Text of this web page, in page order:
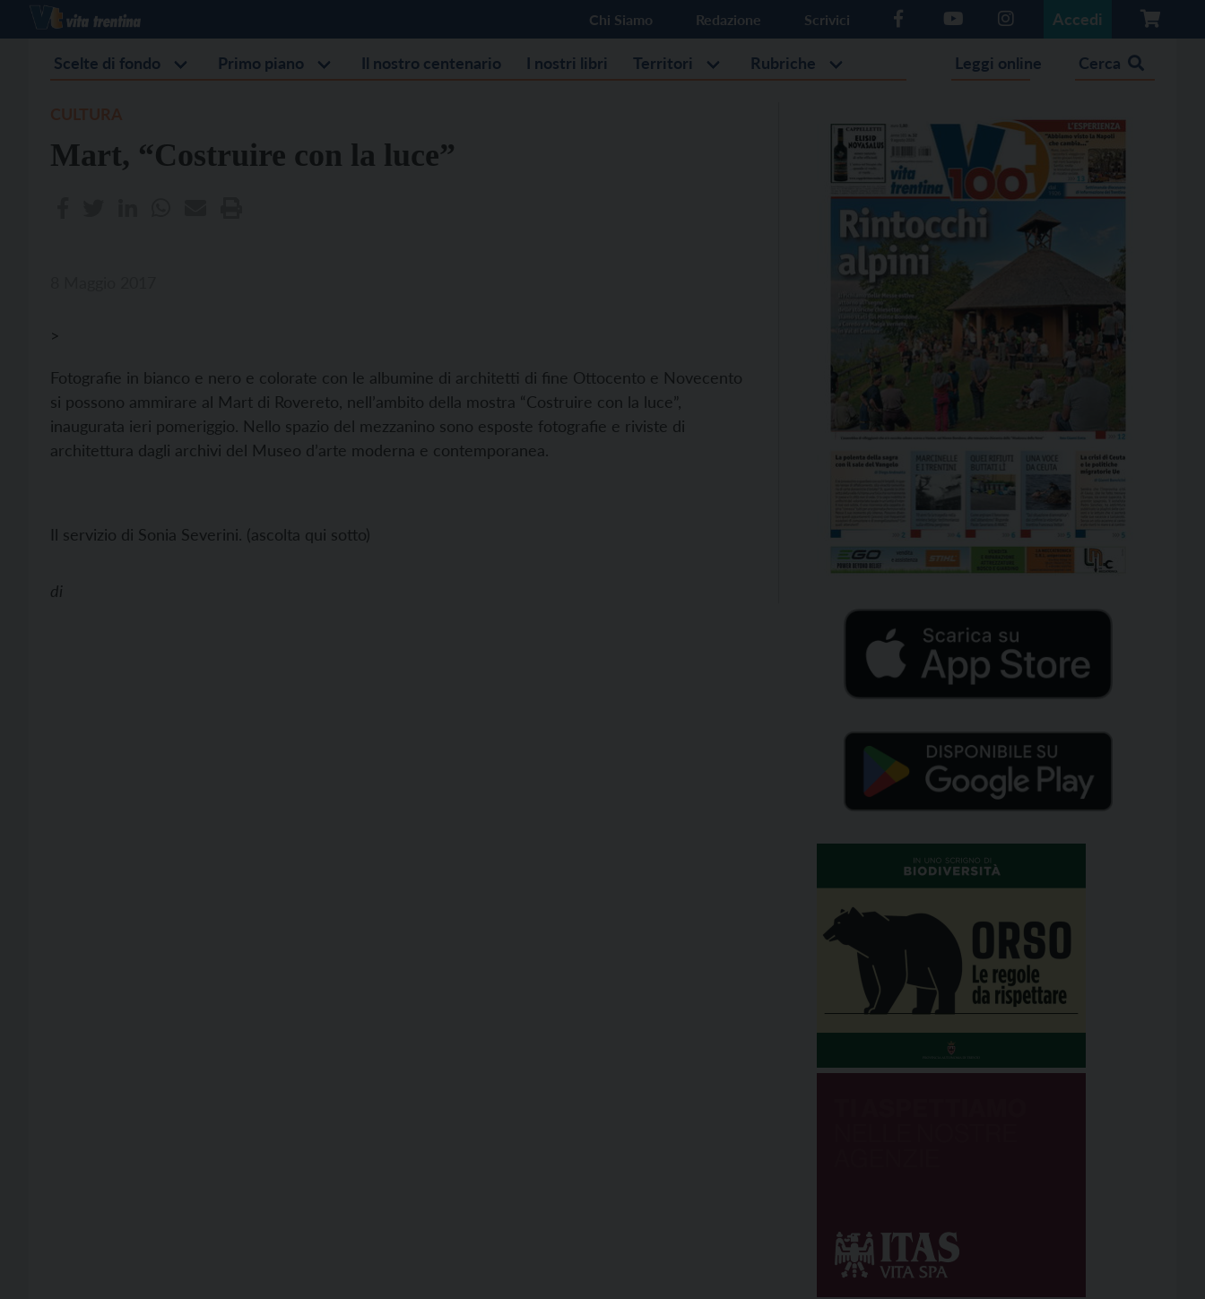
Chi Siamo Redazione Scrivici Accedi
Scelte di fondo Primo piano Il nostro centenario I nostri libri Territori Rubriche Leggi online Cerca
Mart, “Costruire con la luce”
>
Fotografie in bianco e nero e colorate con le albumine di architetti di fine Ottocento e Novecento
si possono ammirare al Mart di Rovereto, nell’ambito della mostra “Costruire con la luce”,
inaugurata ieri pomeriggio. Nello spazio del mezzanino sono esposte fotografie e riviste di
architettura dagli archivi del Museo d’arte moderna e contemporanea.
Il servizio di Sonia Severini. (ascolta qui sotto)
di